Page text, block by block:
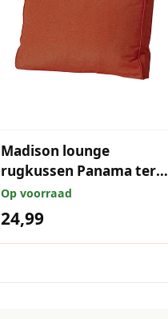
Madison lounge
rugkussen Panama terra
40x60 cm
Op voorraad
24,99